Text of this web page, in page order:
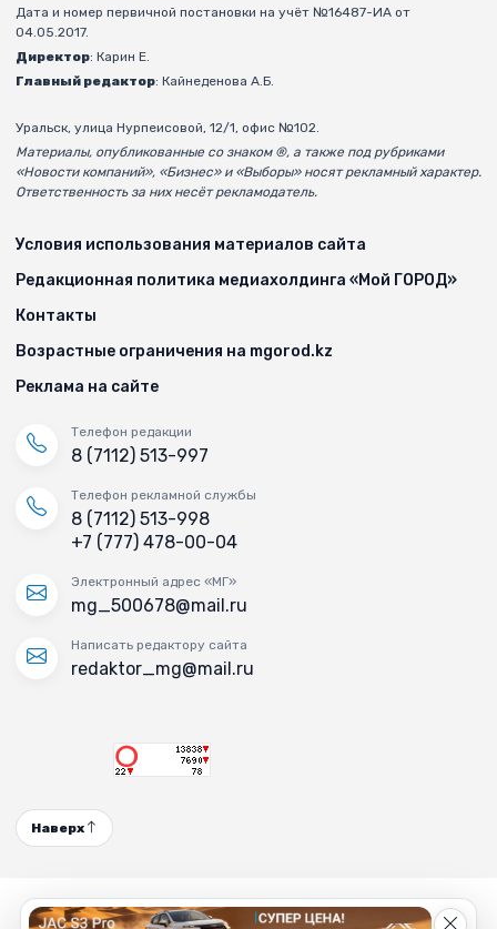
Дата и номер первичной постановки на учёт №16487-ИА от
04.05.2017.
Директор: Карин Е.
Главный редактор: Кайнеденова А.Б.
Уральск, улица Нурпеисовой, 12/1, офис №102.
Материалы, опубликованные со знаком ®, а также под рубриками
«Новости компаний», «Бизнес» и «Выборы» носят рекламный характер.
Ответственность за них несёт рекламодатель.
Условия использования материалов сайта
Редакционная политика медиахолдинга «Мой ГОРОД»
Контакты
Возрастные ограничения на mgorod.kz
Реклама на сайте
Телефон редакции
8 (7112) 513-997
Телефон рекламной службы
8 (7112) 513-998
+7 (777) 478-00-04
Электронный адрес «МГ»
mg_500678@mail.ru
Написать редактору сайта
redaktor_mg@mail.ru
Наверх